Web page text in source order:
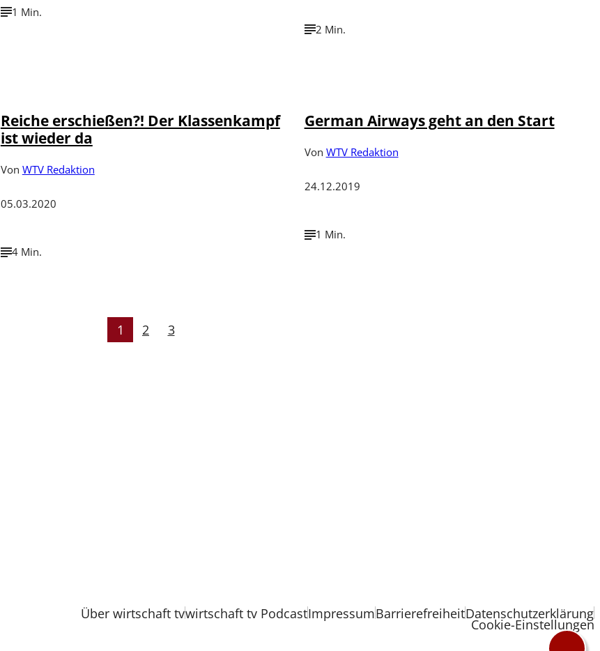
1 Min.
2 Min.
Reiche erschießen?! Der Klassenkampf
ist wieder da
Von WTV Redaktion
05.03.2020
4 Min.
German Airways geht an den Start
Von WTV Redaktion
24.12.2019
1 Min.
1 2 3
Über wirtschaft tvwirtschaft tv PodcastImpressumBarrierefreiheitDatenschutzerklärung
Cookie-Einstellungen